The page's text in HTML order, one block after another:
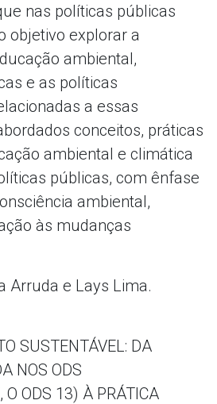
nas políticas públicas
objetivo explorar a
ambiental,
e as políticas
a essas
conceitos, práticas
ambiental e climática
públicas, com ênfase
ambiental,
às mudanças
Arruda e Lays Lima.
SUSTENTÁVEL: DA
NOS ODS
O ODS 13) À PRÁTICA